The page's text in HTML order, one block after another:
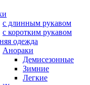
с длинным рукавом
с коротким рукавом
одежда
Анораки
Демисезонные
Зимние
Легкие